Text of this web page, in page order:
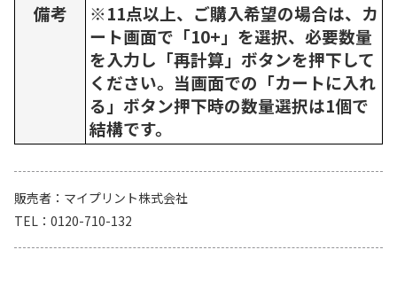
備考
※11点以上、ご購入希望の場合は、カ
ート画面で「10+」を選択、必要数量
を入力し「再計算」ボタンを押下して
ください。当画面での「カートに入れ
る」ボタン押下時の数量選択は1個で
結構です。
販売者
マイプリント株式会社
TEL
0120-710-132